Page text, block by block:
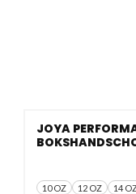
10 OZ 12 OZ 14
JOYA